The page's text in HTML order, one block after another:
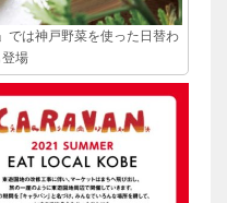
では神戸野菜を使った日替わ
登場